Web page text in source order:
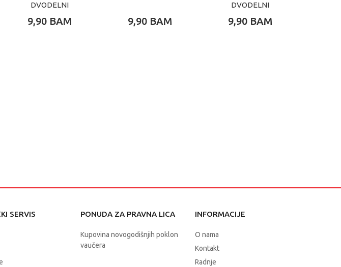
DVODELNI
9,90 BAM 9,90 BAM
DVODELNI
9,90 BAM
SERVIS PONUDA ZA PRAVNA LICA
Kupovina novogodišnjih poklon
vaučera
INFORMACIJE
O nama
Kontakt
Radnje